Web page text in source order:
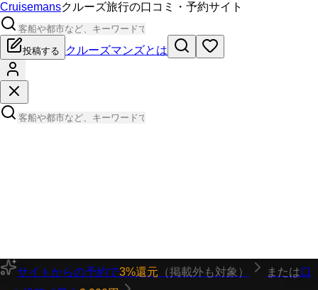
Cruisemansクルーズ旅行の口コミ・予約サイト
投稿する クルーズマンズとは
サイトからの予約で3%還元 （掲載外も対象） または口